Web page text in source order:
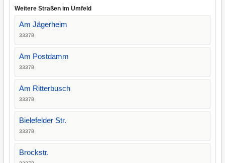
Weitere Straßen im Umfeld
Am Jägerheim
33378
Am Postdamm
33378
Am Ritterbusch
33378
Bielefelder Str.
33378
Brockstr.